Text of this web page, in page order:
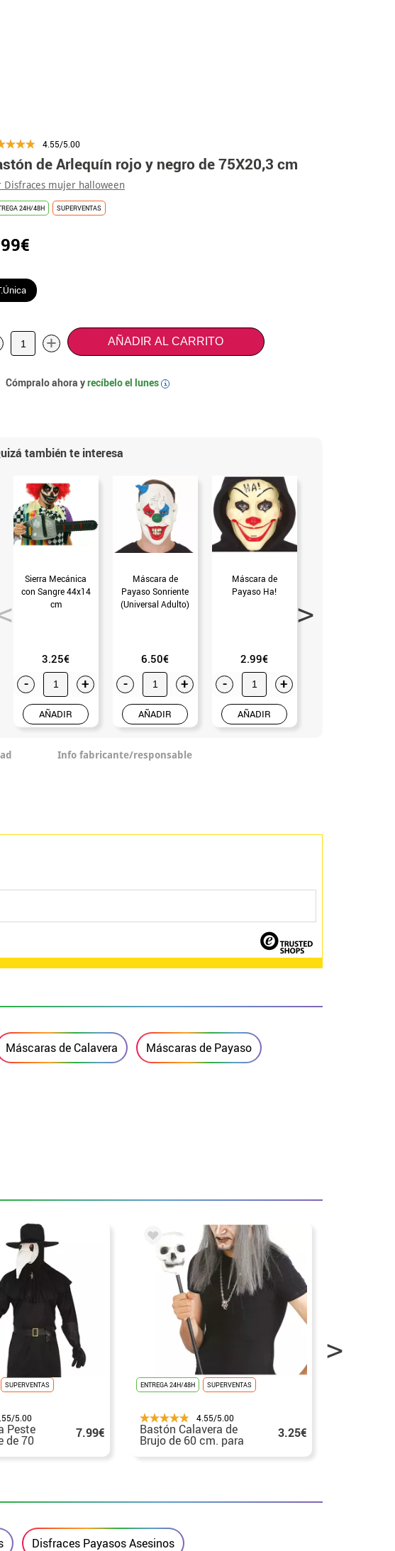
4.55/5.00
de Arlequín rojo y negro de 75X20,3 cm
Disfraces mujer halloween
24H/48H SUPERVENTAS
+ AÑADIR AL CARRITO
Cómpralo ahora yrecíbelo el lunes i
también te interesa
Sierra Mecánica
con Sangre 44x14
cm
3.25€
- +
AÑADIR
Máscara de
Payaso Sonriente
(Universal Adulto)
6.50€
- +
AÑADIR
Máscara de
Payaso Ha!
2.99€
- +
AÑADIR
Info fabricante/responsable
Máscaras de Calavera Máscaras de Payaso
SUPERVENTAS
5.00
Peste
de 70 7.99€
ENTREGA 24H/48H SUPERVENTAS
4.55/5.00
Bastón Calavera de
Brujo de 60 cm. para
Halloween
3.25€
Disfraces Payasos Asesinos